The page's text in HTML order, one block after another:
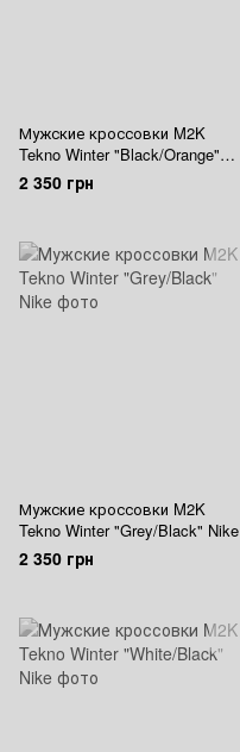
Мужские кроссовки M2K
Tekno Winter "Black/Orange"
Nike
2 350 грн
Мужские кроссовки M2K
Tekno Winter "Grey/Black" Nike
2 350 грн